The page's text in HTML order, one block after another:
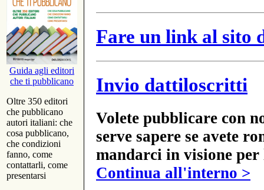
Guida agli editori
che ti pubblicano
Oltre 350 editori
che pubblicano
autori italiani: che
cosa pubblicano,
che condizioni
fanno, come
contattarli, come
presentarsi
Fare un link al sito
Invio dattiloscritti
Volete pubblicare con
serve sapere se avete
mandarci in visione
Continua all'interno >